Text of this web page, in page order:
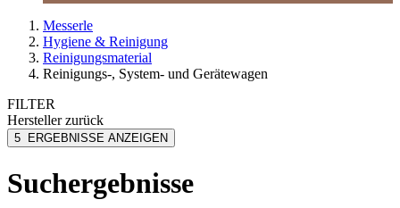
Messerle
Hygiene & Reinigung
Reinigungsmaterial
Reinigungs-, System- und Gerätewagen
FILTER
Herstellerzurück
MESSERLE
TTS cleaning
Unger
5 ERGEBNISSE ANZEIGEN
Suchergebnisse